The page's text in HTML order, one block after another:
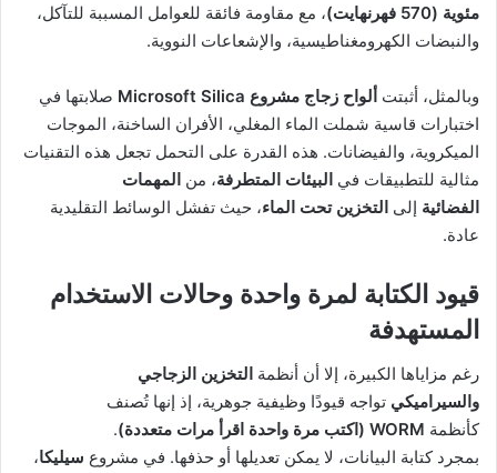
مئوية (570 فهرنهايت)
، مع مقاومة فائقة للعوامل المسببة للتآكل،
والنبضات الكهرومغناطيسية، والإشعاعات النووية.
وبالمثل، أثبتت ألواح زجاج مشروع Microsoft Silica
صلابتها في
اختبارات قاسية شملت الماء المغلي، الأفران الساخنة، الموجات
الميكروية، والفيضانات. هذه القدرة على التحمل تجعل هذه التقنيات
مثالية للتطبيقات في البيئات المتطرفة، من المهمات
الفضائية إلى التخزين تحت الماء، حيث تفشل الوسائط التقليدية
عادة.
قيود الكتابة لمرة واحدة وحالات الاستخدام
المستهدفة
رغم مزاياها الكبيرة، إلا أن أنظمة التخزين الزجاجي
والسيراميكي تواجه قيودًا وظيفية جوهرية، إذ إنها تُصنف
كأنظمة WORM (اكتب مرة واحدة اقرأ مرات متعددة)
.
بمجرد كتابة البيانات، لا يمكن تعديلها أو حذفها. في مشروع سيليكا،